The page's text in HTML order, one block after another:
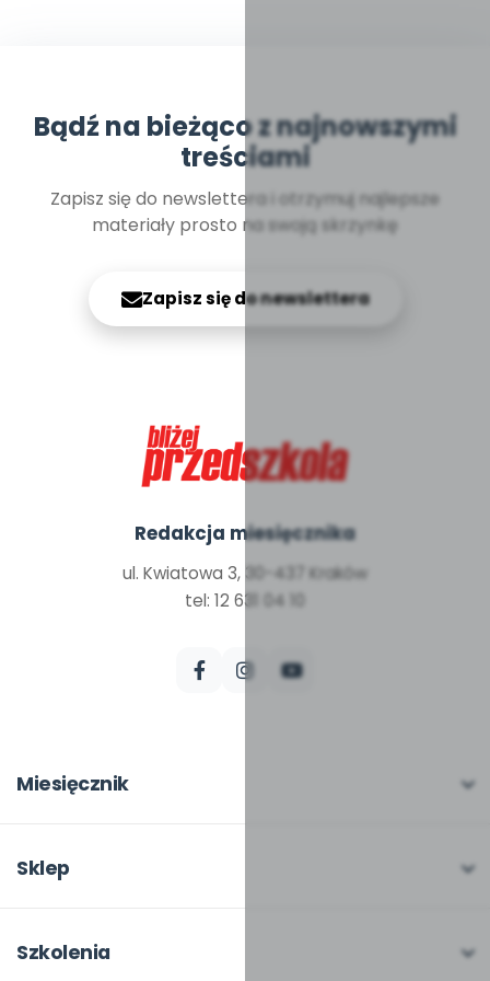
Bądź na bieżąco z najnowszymi
treściami
Zapisz się do newslettera i otrzymuj najlepsze
materiały prosto na swoją skrzynkę
Zapisz się do newslettera
Redakcja miesięcznika
ul. Kwiatowa 3, 30-437 Kraków
tel: 12 631 04 10
Miesięcznik
W numerze
Pomoce dydaktyczne
Sklep
Moje zakupy
Szkolenia